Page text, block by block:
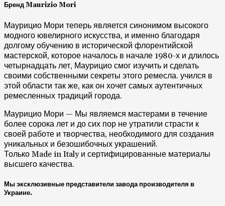
Бренд Maurizio Mori
Маурицио Мори теперь является синонимом высокого
модного ювелирного искусства, и именно благодаря
долгому обучению в исторической флорентийской
мастерской, которое началось в начале 1980-х и длилось
четырнадцать лет, Маурицио смог изучить и сделать
своими собственными секреты этого ремесла. учился в
этой области так же, как он хочет самых аутентичных
ремесленных традиций города.
Маурицио Мори — Мы являемся мастерами в течение
более сорока лет и до сих пор не утратили страсти к
своей работе и творчества, необходимого для создания
уникальных и безошибочных украшений.
Только Made in Italy и сертифицированные материалы
высшего качества.
Мы эксклюзивные представители завода производителя в
Украине.